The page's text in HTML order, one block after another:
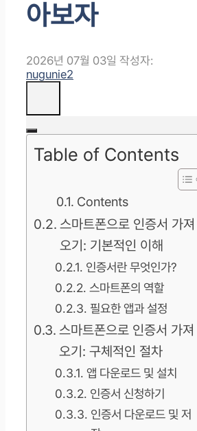
아보자
2026년 07월 03일 작성자:
nugunie2
Table of Contents
Contents
스마트폰으로 인증서 가져
오기: 기본적인 이해
인증서란 무엇인가?
스마트폰의 역할
필요한 앱과 설정
스마트폰으로 인증서 가져
오기: 구체적인 절차
앱 다운로드 및 설치
인증서 신청하기
인증서 다운로드 및 저